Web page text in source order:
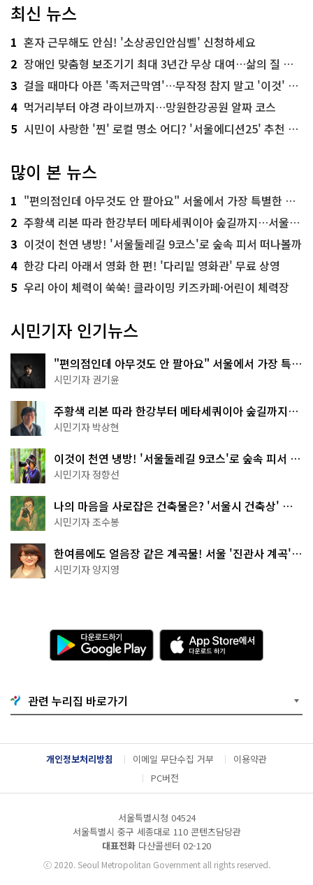
최신 뉴스
1 혼자 근무해도 안심! '소상공인안심벨' 신청하세요
2 장애인 맞춤형 보조기기 최대 3년간 무상 대여…삶의 질 높인다
3 걸을 때마다 아픈 '족저근막염'…무작정 참지 말고 '이것' 해보세요!
4 먹거리부터 야경 라이브까지…망원한강공원 알짜 코스
5 시민이 사랑한 '찐' 로컬 명소 어디? '서울에디션25' 추천 코스
많이 본 뉴스
1 "편의점인데 아무것도 안 팔아요" 서울에서 가장 특별한 편의점의 정체
2 주황색 리본 따라 한강부터 메타세쿼이아 숲길까지…서울둘레길 15코스
3 이것이 천연 냉방! '서울둘레길 9코스'로 숲속 피서 떠나볼까
4 한강 다리 아래서 영화 한 편! '다리밑 영화관' 무료 상영
5 우리 아이 체력이 쑥쑥! 클라이밍 키즈카페·어린이 체력장
시민기자 인기뉴스
"편의점인데 아무것도 안 팔아요" 서울에서 가장 특별
한 편의점의 정체
시민기자 권기윤
주황색 리본 따라 한강부터 메타세쿼이아 숲길까지…
서울둘레길 15코스
시민기자 박상현
이것이 천연 냉방! '서울둘레길 9코스'로 숲속 피서 떠
나볼까
시민기자 정향선
나의 마음을 사로잡은 건축물은? '서울시 건축상' 수
상작 공개!
시민기자 조수봉
한여름에도 얼음장 같은 계곡물! 서울 '진관사 계곡'이
천국이네~
시민기자 양지영
다
운
로
기
G
o
g
l
e
l
A
p
p
e
서
다
운
드
관련 누리집 바로가기
개인정보처리방침 이메일 무단수집 거부
이용약관
PC버전
서울특별시청 04524
서울특별시 중구 세종대로 110 콘텐츠담당관
대표전화 다산콜센터 02-120
ⓒ2020. Seoul Metropolitan Government all rights reserved.